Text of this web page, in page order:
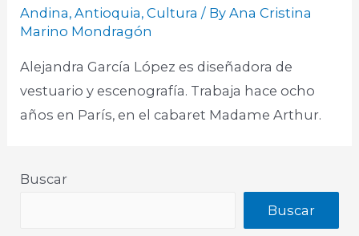
Andina,Antioquia,Cultura / ByAna Cristina
Marino Mondragón
Alejandra García López es diseñadora de
vestuario y escenografía. Trabaja hace ocho
años en París, en el cabaret Madame Arthur.
Buscar
Buscar